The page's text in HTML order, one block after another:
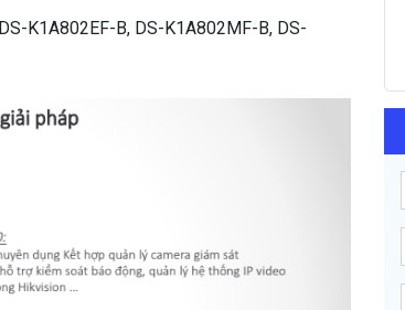
K1A802EF-B, DS-K1A802MF-B, DS-